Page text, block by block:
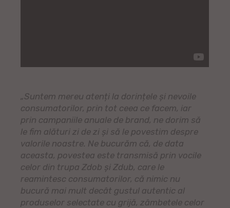
„Suntem mereu atenți la dorințele și nevoile
consumatorilor, prin tot ceea ce facem, iar
prin campaniile anuale de brand, ne dorim să
le fim alături zi de zi și să le povestim despre
valorile noastre. Ne bucurăm că, de data
aceasta, povestea este transmisă prin vocile
celor din trupa Zdob și Zdub, care le
reamintesc consumatorilor, că nimic nu
bucură mai mult decât gustul autentic al
produselor selectate cu grijă, zâmbetele celor